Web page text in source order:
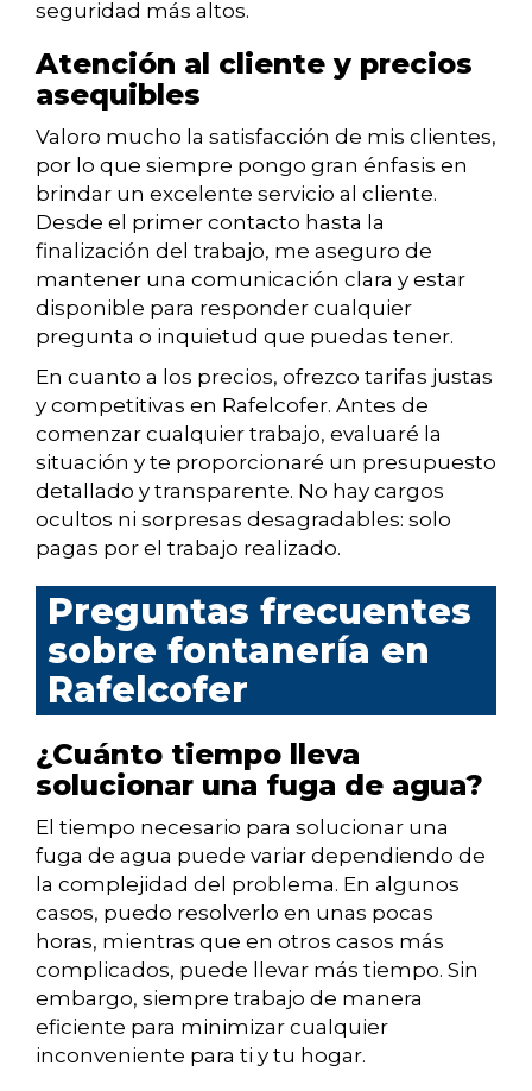
seguridad más altos.
Atención al cliente y precios
asequibles
Valoro mucho la satisfacción de mis clientes,
por lo que siempre pongo gran énfasis en
brindar un excelente servicio al cliente.
Desde el primer contacto hasta la
finalización del trabajo, me aseguro de
mantener una comunicación clara y estar
disponible para responder cualquier
pregunta o inquietud que puedas tener.
En cuanto a los precios, ofrezco tarifas justas
y competitivas en Rafelcofer. Antes de
comenzar cualquier trabajo, evaluaré la
situación y te proporcionaré un presupuesto
detallado y transparente. No hay cargos
ocultos ni sorpresas desagradables: solo
pagas por el trabajo realizado.
Preguntas frecuentes
sobre fontanería en
Rafelcofer
¿Cuánto tiempo lleva
solucionar una fuga de agua?
El tiempo necesario para solucionar una
fuga de agua puede variar dependiendo de
la complejidad del problema. En algunos
casos, puedo resolverlo en unas pocas
horas, mientras que en otros casos más
complicados, puede llevar más tiempo. Sin
embargo, siempre trabajo de manera
eficiente para minimizar cualquier
inconveniente para ti y tu hogar.